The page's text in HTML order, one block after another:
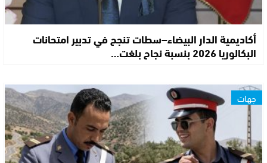
أكاديمية الدار البيضاء–سطات تنجح في تدبير امتحانات
البكالوريا 2026 بنسبة نجاح بلغت…
جهات